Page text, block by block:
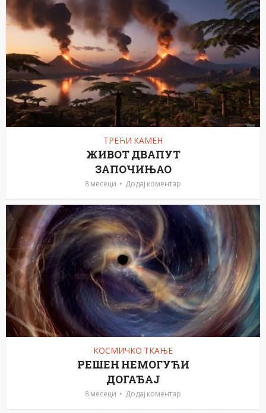
ТРЕЋИ КАМЕН
ЖИВОТ ДВАПУТ
ЗАПОЧИЊАО
8 месеци Додај коментар
КОСМИЧКО ТКАЊЕ
РЕШЕН НЕМОГУЋИ
ДОГАЂАЈ
8 месеци Додај коментар